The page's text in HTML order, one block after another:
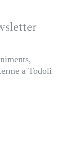
a Todoli